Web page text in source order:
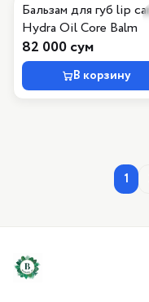
Бальзам для губ lip
Hydra Oil Core Balm
82 000 сум
В корзину
1